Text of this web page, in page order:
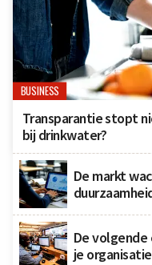
BUSINESS
Transparantie stopt
bij drinkwater?
De markt
De
je organisatie